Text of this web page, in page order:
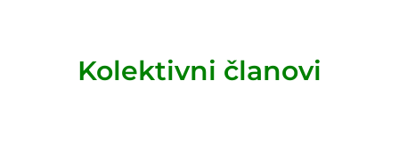
Kolektivni članovi